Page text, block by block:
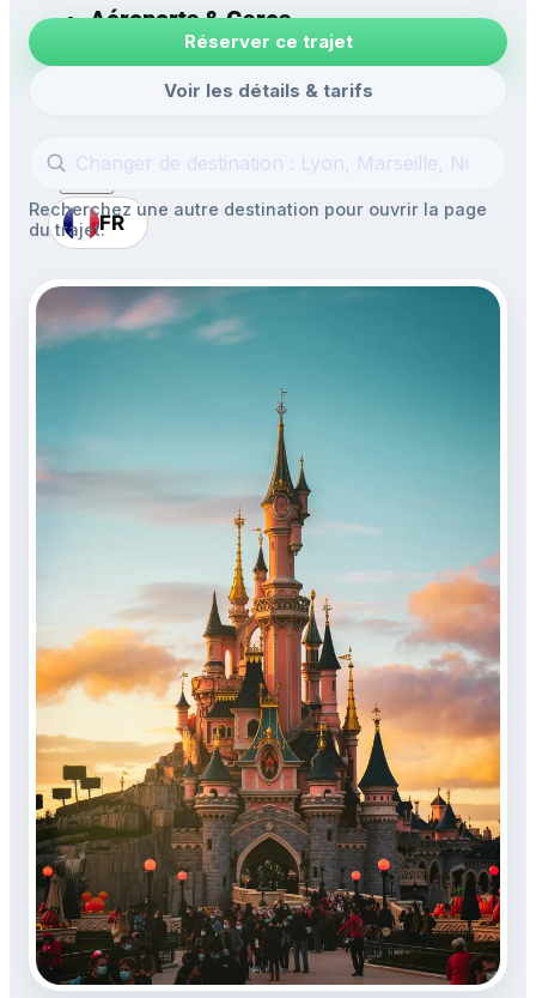
Aéroports & Gares
Mise à disposition
Navettes
Excursions
FR
Réserver ce trajet
Voir les détails & tarifs
Recherchez une autre destination pour ouvrir la page
du trajet.